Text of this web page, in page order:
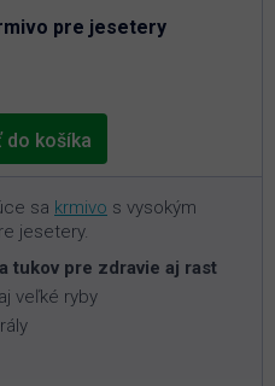
pre jesetery
sa krmivo s vysokým
jesetery.
tukov pre zdravie aj rast
veľké ryby